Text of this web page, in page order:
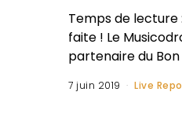
Temps de lecture
faite ! Le
partenaire du
7 juin 2019 Live